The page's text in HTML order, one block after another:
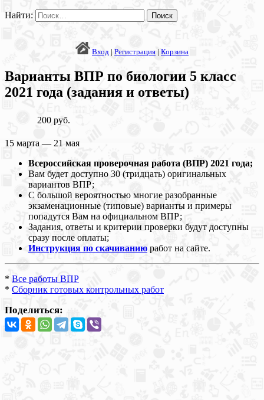
Найти:
Вход | Регистрация | Корзина
Варианты ВПР по биологии 5 класс
2021 года (задания и ответы)
200 руб.
15 марта — 21 мая
Всероссийская проверочная работа (ВПР) 2021 года;
Вам будет доступно 30 (тридцать) оригинальных
вариантов ВПР;
С большой вероятностью многие разобранные
экзаменационные (типовые) варианты и примеры
попадутся Вам на официальном ВПР;
Задания, ответы и критерии проверки будут доступны
сразу после оплаты;
Инструкция по скачиванию работ на сайте.
* Все работы ВПР
* Сборник готовых контрольных работ
Поделиться: